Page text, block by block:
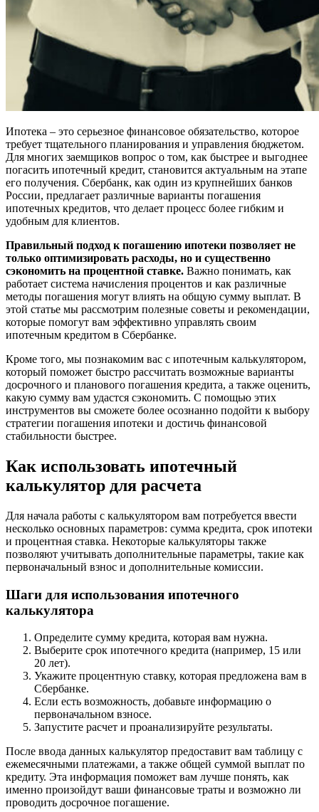
Ипотека – это серьезное финансовое обязательство, которое
требует тщательного планирования и управления бюджетом.
Для многих заемщиков вопрос о том, как быстрее и выгоднее
погасить ипотечный кредит, становится актуальным на этапе
его получения. Сбербанк, как один из крупнейших банков
России, предлагает различные варианты погашения
ипотечных кредитов, что делает процесс более гибким и
удобным для клиентов.
Правильный подход к погашению ипотеки позволяет не
только оптимизировать расходы, но и существенно
сэкономить на процентной ставке. Важно понимать, как
работает система начисления процентов и как различные
методы погашения могут влиять на общую сумму выплат. В
этой статье мы рассмотрим полезные советы и рекомендации,
которые помогут вам эффективно управлять своим
ипотечным кредитом в Сбербанке.
Кроме того, мы познакомим вас с ипотечным калькулятором,
который поможет быстро рассчитать возможные варианты
досрочного и планового погашения кредита, а также оценить,
какую сумму вам удастся сэкономить. С помощью этих
инструментов вы сможете более осознанно подойти к выбору
стратегии погашения ипотеки и достичь финансовой
стабильности быстрее.
Как использовать ипотечный
калькулятор для расчета
Для начала работы с калькулятором вам потребуется ввести
несколько основных параметров: сумма кредита, срок ипотеки
и процентная ставка. Некоторые калькуляторы также
позволяют учитывать дополнительные параметры, такие как
первоначальный взнос и дополнительные комиссии.
Шаги для использования ипотечного
калькулятора
Определите сумму кредита, которая вам нужна.
Выберите срок ипотечного кредита (например, 15 или
20 лет).
Укажите процентную ставку, которая предложена вам в
Сбербанке.
Если есть возможность, добавьте информацию о
первоначальном взносе.
Запустите расчет и проанализируйте результаты.
После ввода данных калькулятор предоставит вам таблицу с
ежемесячными платежами, а также общей суммой выплат по
кредиту. Эта информация поможет вам лучше понять, как
именно произойдут ваши финансовые траты и возможно ли
проводить досрочное погашение.